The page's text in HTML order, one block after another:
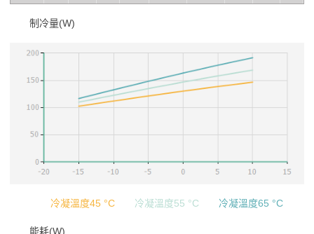
制冷量(W)
冷凝溫度45 °C 冷凝溫度55 °C 冷凝溫度65 °C
能耗(W)